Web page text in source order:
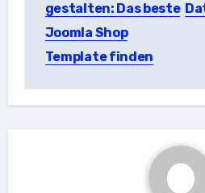
gestalten: Das beste
Joomla Shop
Template finden